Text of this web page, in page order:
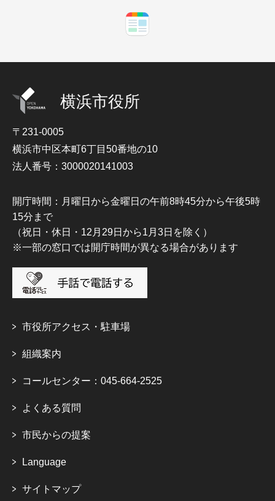
横浜市役所
〒231-0005
横浜市中区本町6丁目50番地の10
法人番号：3000020141003
開庁時間：月曜日から金曜日の午前8時45分から午後5時
15分まで
（祝日・休日・12月29日から1月3日を除く）
※一部の窓口では開庁時間が異なる場合があります
市役所アクセス・駐車場
組織案内
コールセンター：045-664-2525
よくある質問
市民からの提案
Language
サイトマップ